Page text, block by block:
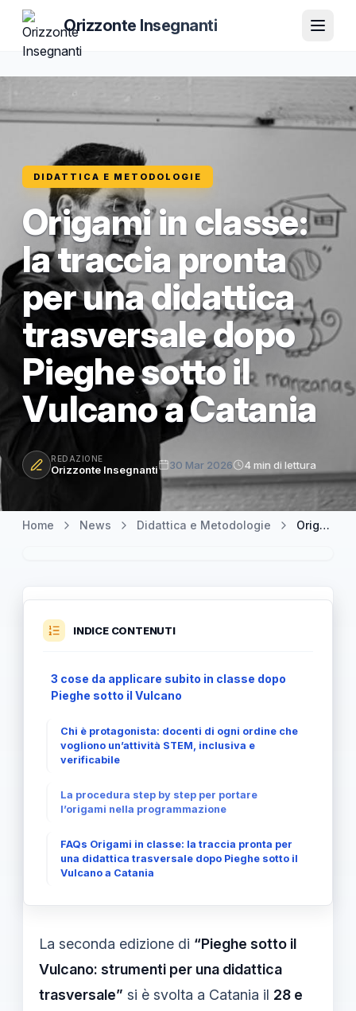
Orizzonte Insegnanti
DIDATTICA E METODOLOGIE
Origami in classe:
la traccia pronta
per una didattica
trasversale dopo
Pieghe sotto il
Vulcano a Catania
REDAZIONE
Orizzonte Insegnanti 30 Mar 2026 4 min di lettura
Home News Didattica e Metodologie Origami in classe: la traccia pronta per una didattica trasversale dopo Pieghe sotto il Vulcano a Catania
INDICE CONTENUTI
3 cose da applicare subito in classe dopo
Pieghe sotto il Vulcano
Chi è protagonista: docenti di ogni ordine che
vogliono un’attività STEM, inclusiva e
verificabile
La procedura step by step per portare
l’origami nella programmazione
FAQs Origami in classe: la traccia pronta per
una didattica trasversale dopo Pieghe sotto il
Vulcano a Catania
La seconda edizione di “Pieghe sotto il
Vulcano: strumenti per una didattica
trasversale” si è svolta a Catania il 28 e